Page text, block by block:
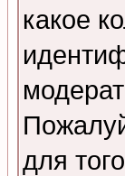
какое
для